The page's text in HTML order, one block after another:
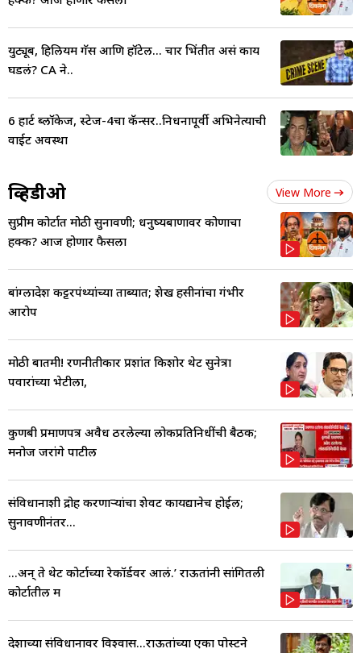
युट्यूब, हिलियम गॅस आणि हॉटेल... चार भिंतीत असं काय
घडलं? CA ने..
6 हार्ट ब्लॉकेज, स्टेज-4चा कॅन्सर..निधनापूर्वी अभिनेत्याची
वाईट अवस्था
व्हिडीओ View More
सुप्रीम कोर्टात मोठी सुनावणी; धनुष्यबाणावर कोणाचा
हक्क? आज होणार फैसला
बांग्लादेश कट्टरपंथ्यांच्या ताब्यात; शेख हसीनांचा गंभीर
आरोप
मोठी बातमी! रणनीतीकार प्रशांत किशोर थेट सुनेत्रा
पवारांच्या भेटीला,
कुणबी प्रमाणपत्र अवैध ठरलेल्या लोकप्रतिनिधींची बैठक;
मनोज जरांगे पाटील
संविधानाशी द्रोह करणाऱ्यांचा शेवट कायद्यानेच होईल;
सुनावणीनंतर...
...अन् ते थेट कोर्टाच्या रेकॉर्डवर आलं.’ राऊतांनी सांगितली
कोर्टातील म
देशाच्या संविधानावर विश्वास...राऊतांच्या एका पोस्टने